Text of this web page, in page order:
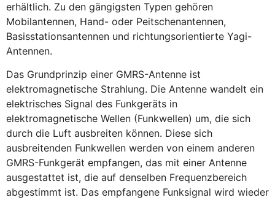
erhältlich. Zu den gängigsten Typen gehören
Mobilantennen, Hand- oder Peitschenantennen,
Basisstationsantennen und richtungsorientierte Yagi-
Antennen.
Das Grundprinzip einer GMRS-Antenne ist
elektromagnetische Strahlung. Die Antenne wandelt ein
elektrisches Signal des Funkgeräts in
elektromagnetische Wellen (Funkwellen) um, die sich
durch die Luft ausbreiten können. Diese sich
ausbreitenden Funkwellen werden von einem anderen
GMRS-Funkgerät empfangen, das mit einer Antenne
ausgestattet ist, die auf denselben Frequenzbereich
abgestimmt ist. Das empfangene Funksignal wird wieder